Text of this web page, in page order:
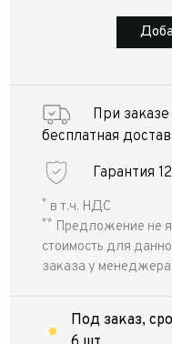
При
бесплатная
Гарантия
* в т.ч. НДС
** Предложение не
стоимость для
заказа у менеджера
Под заказ,